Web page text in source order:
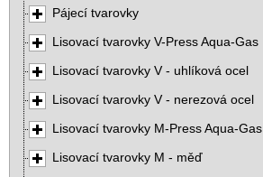
Pájecí tvarovky
Lisovací tvarovky V-Press Aqua-Gas
Lisovací tvarovky V - uhlíková ocel
Lisovací tvarovky V - nerezová ocel
Lisovací tvarovky M-Press Aqua-Gas
Lisovací tvarovky M - měď